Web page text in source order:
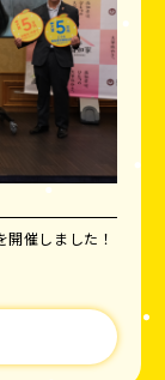
開催しました！